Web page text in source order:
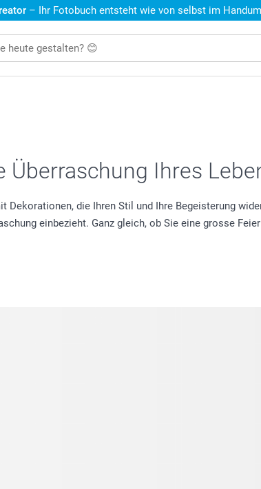
– Ihr Fotobuch entsteht wie von selbst im
Überraschung Ihres
Dekorationen, die Ihren Stil und Ihre Begeisterung
einbezieht. Ganz gleich, ob Sie eine grosse